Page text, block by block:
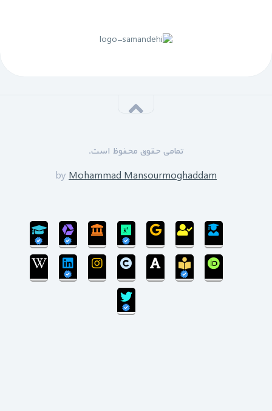
محمد منصورمقدم
سی‌ام‌ شهریورماه 1399:
بروزرسانی سایت پایان یافته است و سایت در مرحله
انتقال پایگاه داده می‌باشد.
تمامی حقوق محفوظ است.
by Mohammad Mansourmoghaddam